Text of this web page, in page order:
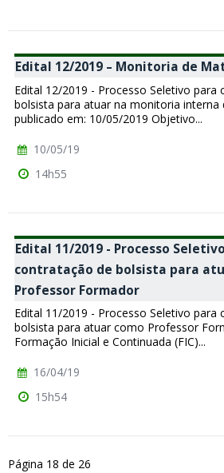
Edital 12/2019 – Monitoria de
Edital 12/2019 - Processo Seletivo para
bolsista para atuar na monitoria interna
publicado em: 10/05/2019 Objetivo...
10/05/19
14h55
Edital 11/2019 - Processo
contratação de bolsista para
Professor Formador
Edital 11/2019 - Processo Seletivo para
bolsista para atuar como Professor
Formação Inicial e Continuada (FIC)...
16/04/19
15h54
Página 18 de 26